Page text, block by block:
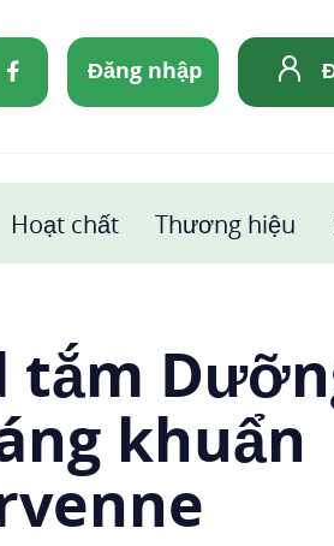
Đăng nhập
Hoạt chất Thương hiệu
tắm
khuẩn